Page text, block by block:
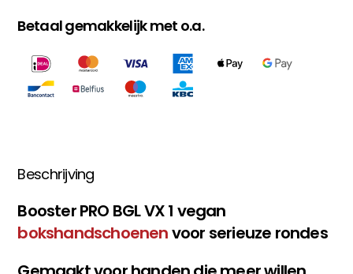
Betaal gemakkelijk met o.a.
Beschrijving
Booster PRO BGL VX 1 vegan
bokshandschoenenvoor serieuze rondes